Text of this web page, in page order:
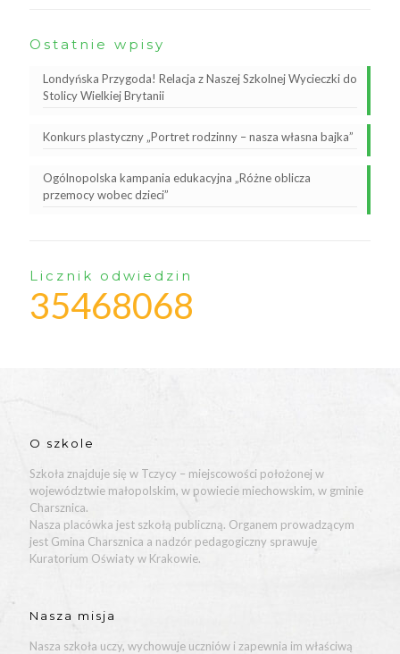
Ostatnie wpisy
Londyńska Przygoda! Relacja z Naszej Szkolnej Wycieczki do
Stolicy Wielkiej Brytanii
Konkurs plastyczny „Portret rodzinny – nasza własna bajka”
Ogólnopolska kampania edukacyjna „Różne oblicza
przemocy wobec dzieci”
Licznik odwiedzin
35468068
O szkole
Szkoła znajduje się w Tczycy – miejscowości położonej w
województwie małopolskim, w powiecie miechowskim, w gminie
Charsznica.
Nasza placówka jest szkołą publiczną. Organem prowadzącym
jest Gmina Charsznica a nadzór pedagogiczny sprawuje
Kuratorium Oświaty w Krakowie.
Nasza misja
Nasza szkoła uczy, wychowuje uczniów i zapewnia im właściwą